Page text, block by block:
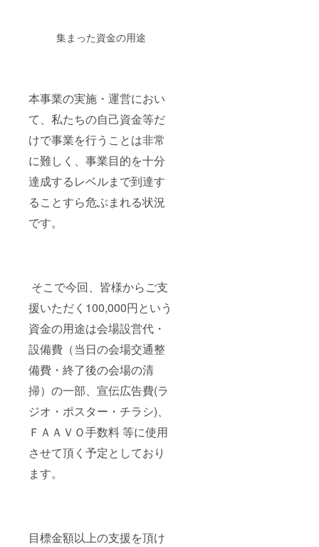
集まった資金の用途
本事業の実施・運営におい
て、私たちの自己資金等だ
けで事業を行うことは非常
に難しく、事業目的を十分
達成するレベルまで到達す
ることすら危ぶまれる状況
です。
そこで今回、皆様からご支
援いただく100,000円という
資金の用途は会場設営代・
設備費（当日の会場交通整
備費・終了後の会場の清
掃）の一部、宣伝広告費(ラ
ジオ・ポスター・チラシ)、
ＦＡＡＶＯ手数料 等に使用
させて頂く予定としており
ます。
目標金額以上の支援を頂け